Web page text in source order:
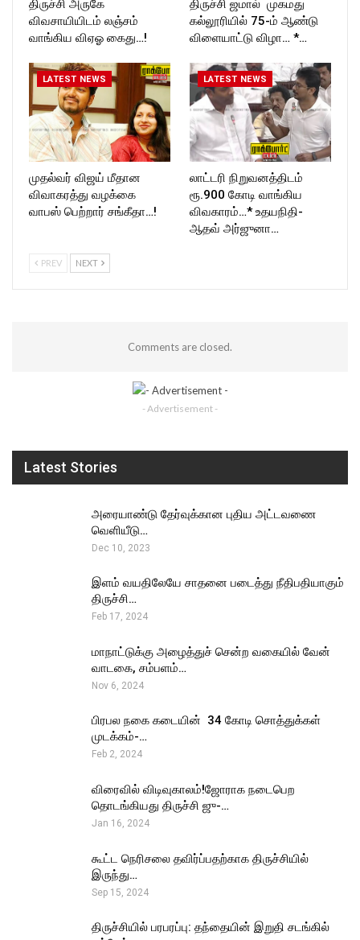
திருச்சி அருகே
விவசாயியிடம் லஞ்சம்
வாங்கிய விஏஓ கைது…!
திருச்சி ஜமால் முகமது
கல்லூரியில் 75-ம் ஆண்டு
விளையாட்டு விழா… *…
LATEST NEWS
முதல்வர் விஜய் மீதான
விவாகரத்து வழக்கை
வாபஸ் பெற்றார் சங்கீதா…!
LATEST NEWS
லாட்டரி நிறுவனத்திடம்
ரூ.900 கோடி வாங்கிய
விவகாரம்…* உதயநிதி-
ஆதவ் அர்ஜுனா…
PREV NEXT
Comments are closed.
- Advertisement -
Latest Stories
அரையாண்டு தேர்வுக்கான புதிய அட்டவணை
வெளியீடு…
Dec 10, 2023
இளம் வயதிலேயே சாதனை படைத்து நீதிபதியாகும்
திருச்சி…
Feb 17, 2024
மாநாட்டுக்கு அழைத்துச் சென்ற வகையில் வேன்
வாடகை, சம்பளம்…
Nov 6, 2024
பிரபல நகை கடையின் ₹ 34 கோடி சொத்துக்கள்
முடக்கம்-…
Feb 2, 2024
விரைவில் விடிவுகாலம்!ஜோராக நடைபெற
தொடங்கியது திருச்சி ஜு-…
Jan 16, 2024
கூட்ட நெரிசலை தவிர்ப்பதற்காக திருச்சியில்
இருந்து…
Sep 15, 2024
திருச்சியில் பரபரப்பு: தந்தையின் இறுதி சடங்கில்